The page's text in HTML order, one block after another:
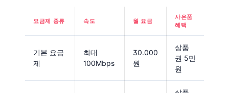
요금제 종류 속도 월 요금
사은품
혜택
기본 요금
제
최대
100Mbps
30.000
원
상품
권 5만
원